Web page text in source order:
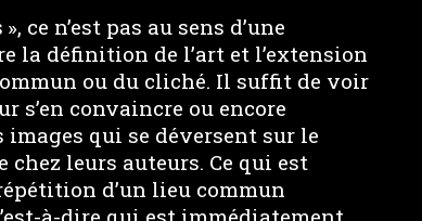
ce n’est pas au sens d’une
la définition de l’art et l’extension
ou du cliché. Il suffit de voir
s’en convaincre ou encore
qui se déversent sur le
chez leurs auteurs. Ce qui est
d’un lieu commun